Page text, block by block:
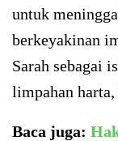
untuk
berkeyakinan
Sarah sebagai
limpahan harta,
Baca juga: